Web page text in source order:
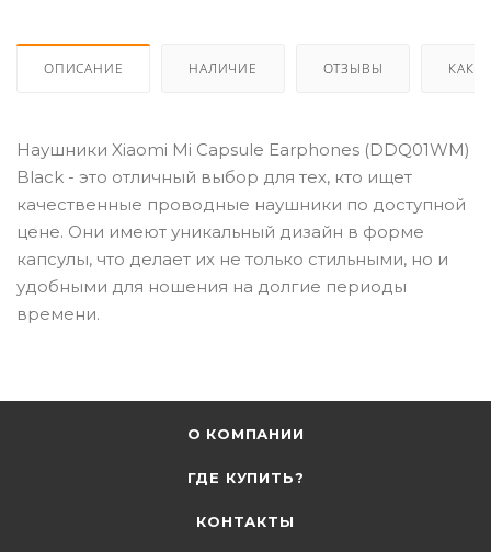
ОПИСАНИЕ НАЛИЧИЕ ОТЗЫВЫ КАК
Наушники Xiaomi Mi Capsule Earphones (DDQ01WM)
Black - это отличный выбор для тех, кто ищет
качественные проводные наушники по доступной
цене. Они имеют уникальный дизайн в форме
капсулы, что делает их не только стильными, но и
удобными для ношения на долгие периоды
времени.
О КОМПАНИИ
ГДЕ КУПИТЬ?
КОНТАКТЫ